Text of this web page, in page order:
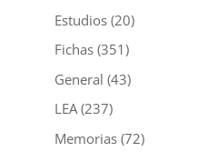
Estudios(20)
Fichas(351)
General (43)
LEA(237)
Memorias(72)